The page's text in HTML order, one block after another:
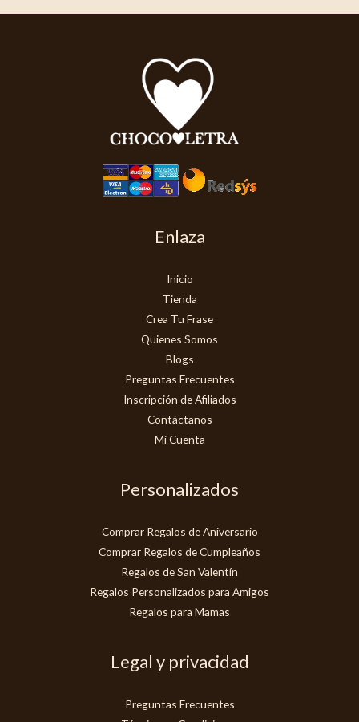
Enlaza
Inicio
Tienda
Crea Tu Frase
Quienes Somos
Blogs
Preguntas Frecuentes
Inscripción de Afiliados
Contáctanos
Mi Cuenta
Personalizados
Comprar Regalos de Aniversario
Comprar Regalos de Cumpleaños
Regalos de San Valentín
Regalos Personalizados para Amigos
Regalos para Mamas
Legal y privacidad
Preguntas Frecuentes